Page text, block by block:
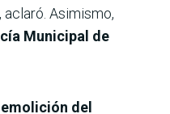
, aclaró. Asimismo,
Municipal de
del